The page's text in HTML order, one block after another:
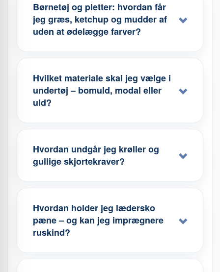
Børnetøj og pletter: hvordan får
jeg græs, ketchup og mudder af
uden at ødelægge farver?
Hvilket materiale skal jeg vælge i
undertøj – bomuld, modal eller
uld?
Hvordan undgår jeg krøller og
gullige skjortekraver?
Hvordan holder jeg lædersko
pæne – og kan jeg imprægnere
ruskind?